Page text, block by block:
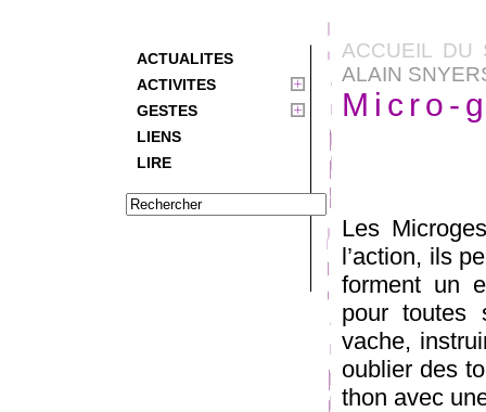
ACTUALITES
ACTIVITES
GESTES
LIENS
LIRE
ACCUEIL DU
ALAIN
Micro-
Les
l’action, ils
forment un
pour toutes
vache,
oublier des
thon avec